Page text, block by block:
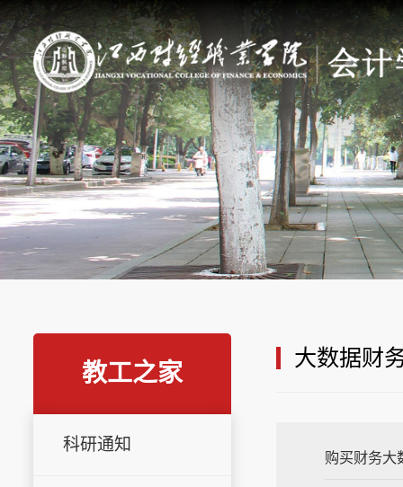
教工之家
科研通知
大数据财
购买财务大